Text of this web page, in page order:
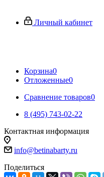
Личный кабинет
Корзина0
Отложенные0
Сравнение товаров0
8 (495) 743-02-22
Контактная информация
info@betinabarty.ru
Поделиться